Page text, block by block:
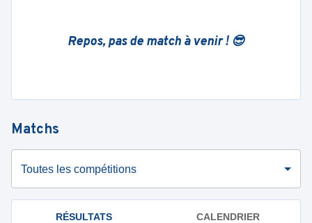
Repos, pas de match à venir ! 😎
Matchs
Toutes les compétitions
RÉSULTATS CALENDRIER